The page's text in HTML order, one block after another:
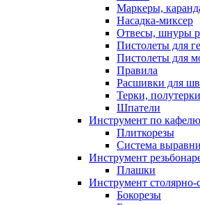
Маркеры,
Насадка-миксер
Отвесы, шнуры
Пистолеты для
Пистолеты для
Правила
Расшивки для
Терки, полутерки
Шпатели
Инструмент по
Плиткорезы
Система
Инструмент
Плашки
Инструмент столярно-
Бокорезы